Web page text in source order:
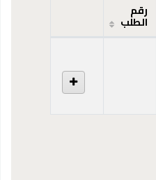
رقم
الطلب